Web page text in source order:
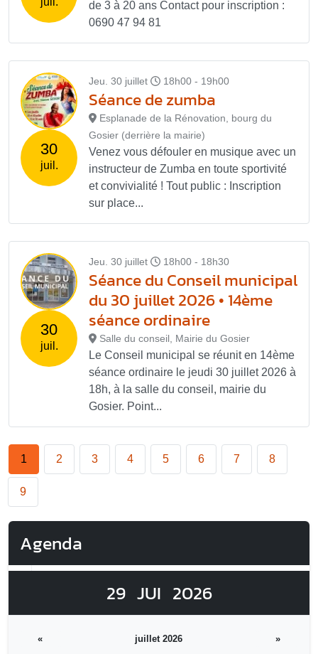
de 3 à 20 ans Contact pour inscription :
0690 47 94 81
30
juil.
Jeu. 30 juillet 18h00 - 19h00
Séance de zumba
Esplanade de la Rénovation, bourg du
Gosier (derrière la mairie)
Venez vous défouler en musique avec un
instructeur de Zumba en toute sportivité
et convivialité ! Tout public : Inscription
sur place...
30
juil.
Jeu. 30 juillet 18h00 - 18h30
Séance du Conseil municipal
du 30 juillet 2026 • 14ème
séance ordinaire
Salle du conseil, Mairie du Gosier
Le Conseil municipal se réunit en 14ème
séance ordinaire le jeudi 30 juillet 2026 à
18h, à la salle du conseil, mairie du
Gosier. Point...
1 2 3 4 5 6 7 8
9
Agenda
29 JUI 2026
« juillet 2026
»